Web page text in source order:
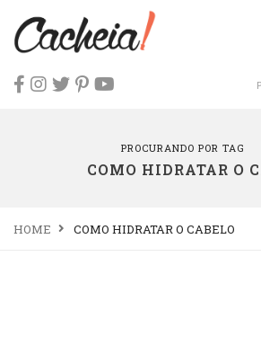
PROCURANDO POR TAG
COMO HIDRATAR O
HOME COMO HIDRATAR O CABELO